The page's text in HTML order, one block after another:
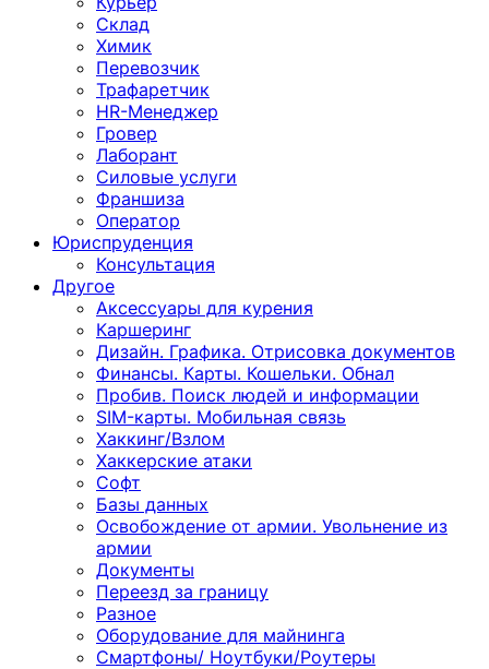
Склад
Химик
Перевозчик
Трафаретчик
HR-Менеджер
Гровер
Лаборант
Силовые услуги
Франшиза
Оператор
Юриспруденция
Консультация
Другoе
Аксессуары для курения
Каршеринг
Дизайн. Графика. Отрисовка документов
Финансы. Карты. Кошельки. Обнал
Пробив. Поиск людей и информации
SIM-карты. Мобильная связь
Хаккинг/Взлом
Хаккерские атаки
Софт
Базы данных
Освобождение от армии. Увольнение из
армии
Документы
Переезд за границу
Разное
Оборудование для майнинга
Смартфоны/ Ноутбуки/Роутеры